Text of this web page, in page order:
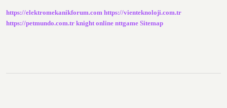
https://elektromekanikforum.com https://vienteknoloji.com.tr
https://petmundo.com.tr knight online nttgame Sitemap